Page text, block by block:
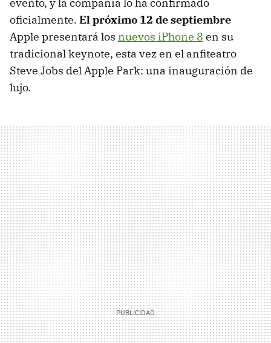
oficialmente. El próximo 12 de septiembre
Apple presentará los nuevos iPhone 8 en su
tradicional keynote, esta vez en el anfiteatro
Steve Jobs del Apple Park: una inauguración de
lujo.